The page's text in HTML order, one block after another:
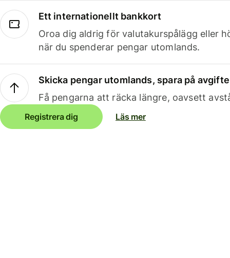
Ett internationellt bankkort
Oroa dig aldrig för valutakurspålägg eller
när du spenderar pengar utomlands.
Skicka pengar utomlands, spara på
Få pengarna att räcka längre, oavsett
Registrera dig Läs mer